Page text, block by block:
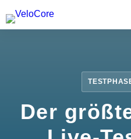
Partnerprogramm
Der